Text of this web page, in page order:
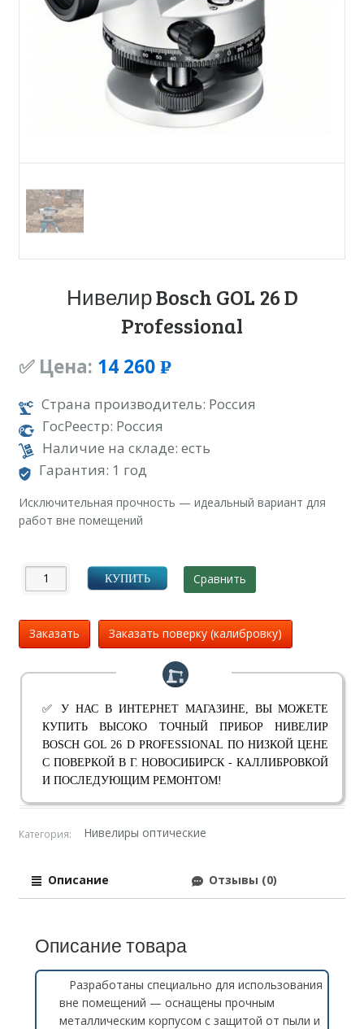
Нивелир Bosch GOL 26 D
Professional
✅ Цена: 14 260 Р
УБ.
Страна производитель: Россия
ГосРеестр: Россия
Наличие на складе: есть
Гарантия: 1 год
Исключительная прочность — идеальный вариант для
работ вне помещений
КУПИТЬ Сравнить
Заказать Заказать поверку (калибровку)
✅ У НАС В ИНТЕРНЕТ МАГАЗИНЕ, ВЫ МОЖЕТЕ
КУПИТЬ ВЫСОКО ТОЧНЫЙ ПРИБОР НИВЕЛИР
BOSCH GOL 26 D PROFESSIONAL ПО НИЗКОЙ ЦЕНЕ
С ПОВЕРКОЙ В Г. НОВОСИБИРСК - КАЛЛИБРОВКОЙ
И ПОСЛЕДУЮЩИМ РЕМОНТОМ!
Категория: Нивелиры оптические
Описание Отзывы (0)
Описание товара
Разработаны специально для использования
вне помещений — оснащены прочным
металлическим корпусом с защитой от пыли и